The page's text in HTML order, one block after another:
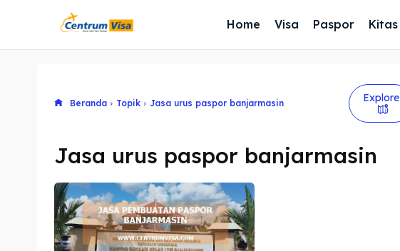
Home Visa Paspor Kitas
Beranda Topik Jasa urus paspor banjarmasin Explore
Jasa urus paspor banjarmasin